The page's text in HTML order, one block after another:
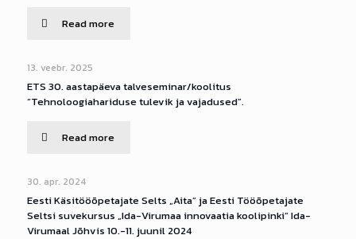
Read more
13. veebr. 2025
ETS 30. aastapäeva talveseminar/koolitus
”Tehnoloogiahariduse tulevik ja vajadused”.
Read more
30. apr. 2024
Eesti Käsitööõpetajate Selts „Aita” ja Eesti Tööõpetajate
Seltsi suvekursus „Ida-Virumaa innovaatia koolipinki“ Ida-
Virumaal Jõhvis 10.-11. juunil 2024